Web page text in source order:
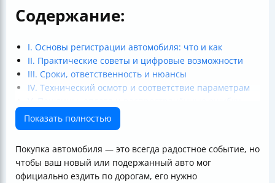
Содержание:
I. Основы регистрации автомобиля: что и как
II. Практические советы и цифровые возможности
III. Сроки, ответственность и нюансы
IV. Технический осмотр и соответствие параметрам
Итог
Показать полностью
Покупка автомобиля — это всегда радостное событие, но
чтобы ваш новый или подержанный авто мог
официально ездить по дорогам, его нужно